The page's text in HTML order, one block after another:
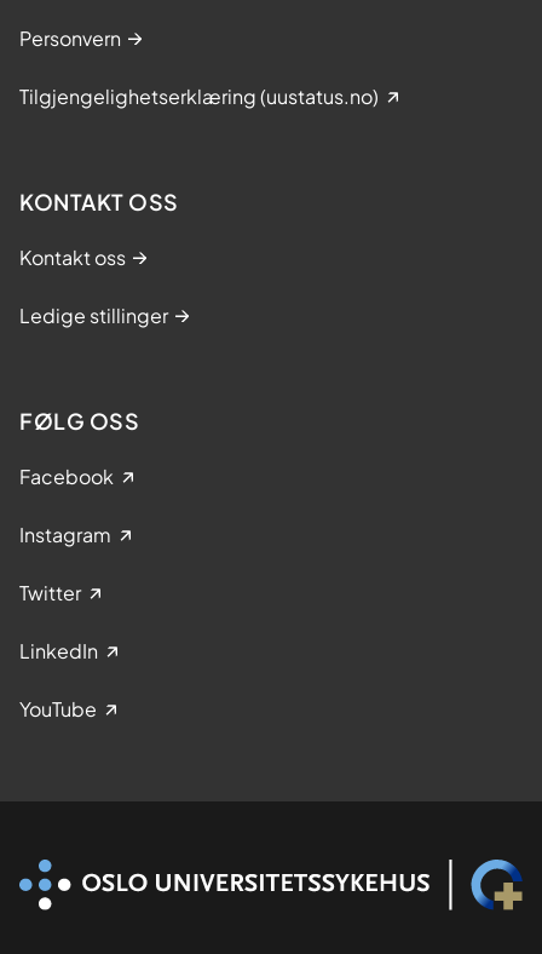
Personvern
Tilgjengelighetserklæring (uustatus.no)
KONTAKT OSS
Kontakt oss
Ledige stillinger
FØLG OSS
Facebook
Instagram
Twitter
LinkedIn
YouTube